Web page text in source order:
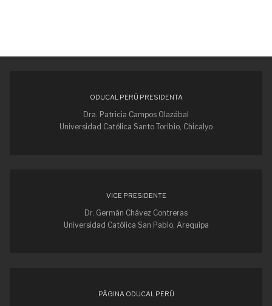
ODUCAL PERÚ PRESIDENTA
Dra. Patricia Campos Olazábal
Universidad Católica Santo Toribio, Chicalyo
VICE PRESIDENTE
Dr. Germán Chávez Contreras
Universidad Católica San Pablo, Arequipa
PÁGINA ODUCAL PERÚ